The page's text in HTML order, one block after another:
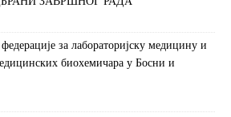
за лабораторијску медицину и
биохемичара у Босни и